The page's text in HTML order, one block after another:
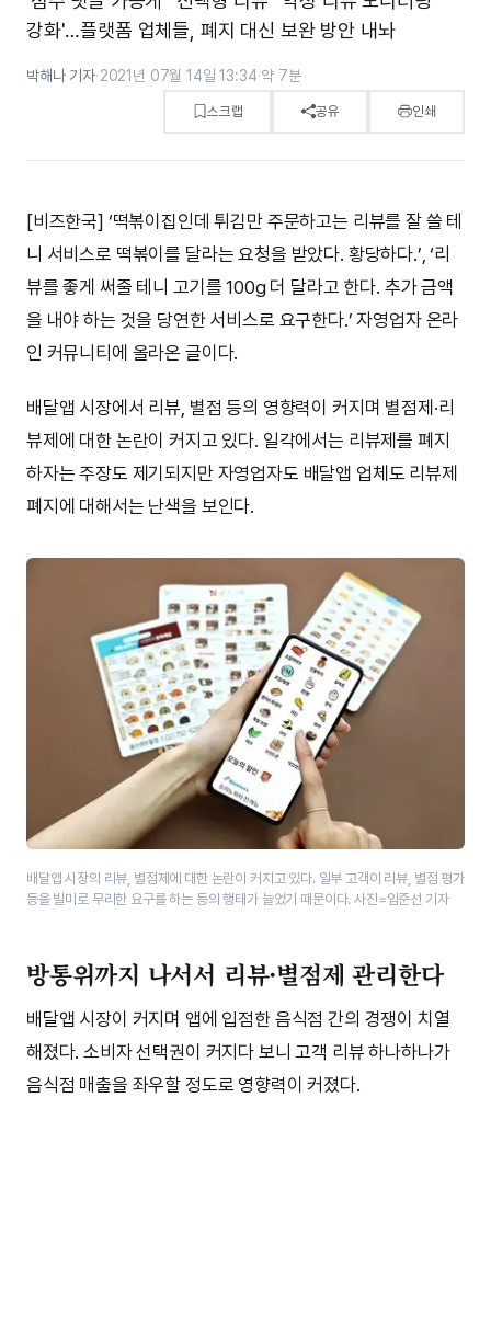
강화'…플랫폼 업체들, 폐지 대신 보완 방안 내놔
박해나 기자·2021년 07월 14일 13:34·약 7분
스크랩 공유 인쇄
[비즈한국] ‘떡볶이집인데 튀김만 주문하고는 리뷰를 잘 쓸 테
니 서비스로 떡볶이를 달라는 요청을 받았다. 황당하다.’, ‘리
뷰를 좋게 써줄 테니 고기를 100g 더 달라고 한다. 추가 금액
을 내야 하는 것을 당연한 서비스로 요구한다.’ 자영업자 온라
인 커뮤니티에 올라온 글이다.
배달앱 시장에서 리뷰, 별점 등의 영향력이 커지며 별점제·리
뷰제에 대한 논란이 커지고 있다. 일각에서는 리뷰제를 폐지
하자는 주장도 제기되지만 자영업자도 배달앱 업체도 리뷰제
폐지에 대해서는 난색을 보인다.
배달앱 시장의 리뷰, 별점제에 대한 논란이 커지고 있다. 일부 고객이 리뷰, 별점 평가
등을 빌미로 무리한 요구를 하는 등의 행태가 늘었기 때문이다. 사진=임준선 기자
방통위까지 나서서 리뷰·별점제 관리한다
배달앱 시장이 커지며 앱에 입점한 음식점 간의 경쟁이 치열
해졌다. 소비자 선택권이 커지다 보니 고객 리뷰 하나하나가
음식점 매출을 좌우할 정도로 영향력이 커졌다.